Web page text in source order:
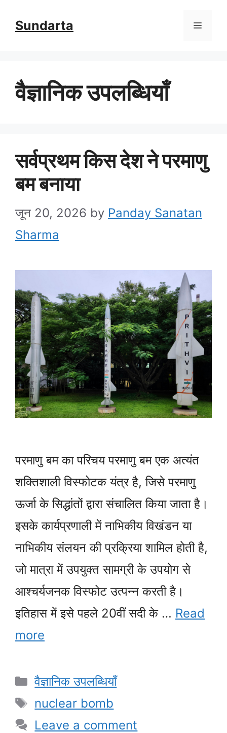
Sundarta Menu
वैज्ञानिक उपलब्धियाँ
सर्वप्रथम किस देश ने परमाणु
बम बनाया
जून 20, 2026 by Panday Sanatan
Sharma
परमाणु बम का परिचय परमाणु बम एक अत्यंत
शक्तिशाली विस्फोटक यंत्र है, जिसे परमाणु
ऊर्जा के सिद्धांतों द्वारा संचालित किया जाता है।
इसके कार्यप्रणाली में नाभिकीय विखंडन या
नाभिकीय संलयन की प्रक्रिया शामिल होती है,
जो मात्रा में उपयुक्त सामग्री के उपयोग से
आश्चर्यजनक विस्फोट उत्पन्न करती है।
इतिहास में इसे पहले 20वीं सदी के … Read
more
Categories
वैज्ञानिक उपलब्धियाँ
Tags
nuclear bomb
Leave a comment